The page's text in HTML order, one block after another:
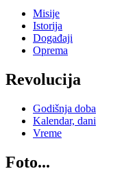
Misije
Istorija
Događaji
Oprema
Revolucija
Godišnja doba
Kalendar, dani
Vreme
Foto...